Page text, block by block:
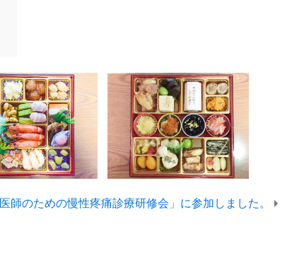
医師のための慢性疼痛診療研修会」に参加しました。